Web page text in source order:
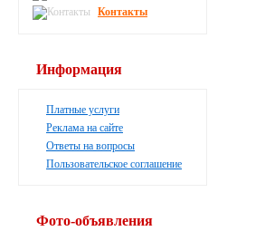
Контакты
Информация
Платные услуги
Реклама на сайте
Ответы на вопросы
Пользовательское соглашение
Фото-объявления